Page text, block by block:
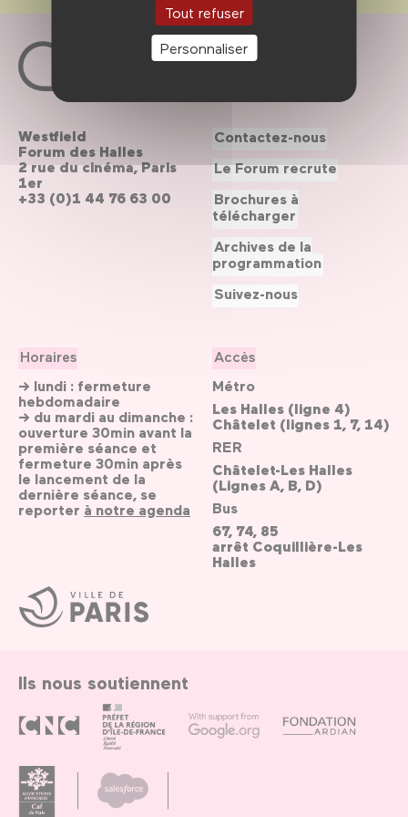
Tout refuser
Personnaliser
Ville
de
Paris
Westfield
Forum des Halles
2 rue du cinéma, Paris
1er
+33 (0)1 44 76 63 00
Horaires
→ lundi : fermeture
hebdomadaire
→ du mardi au dimanche :
ouverture 30min avant la
première séance et
fermeture 30min après
le lancement de la
dernière séance, se
reporter à notre agenda
Accès
Métro
Les Halles (ligne 4)
Châtelet (lignes 1, 7, 14)
RER
Châtelet-Les Halles
(Lignes A, B, D)
Bus
67, 74, 85
arrêt Coquillière-Les
Halles
Contactez-nous
Le Forum recrute
Brochures à
télécharger
Archives de la
programmation
Suivez-nous
Ils nous soutiennent